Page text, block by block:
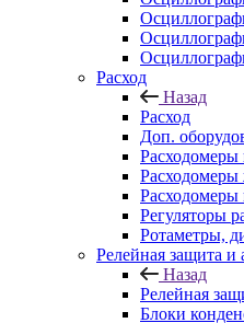
Расход
Назад
Расход
Доп.
Расходомеры
Расходомеры
Расходомеры
Регуляторы
Ротаметры,
Релейная защита и
Назад
Релейная
Блоки